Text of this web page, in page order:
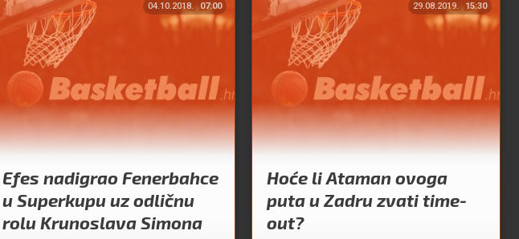
04.10.2018. 07:00
Efes nadigrao Fenerbahce
u Superkupu uz odličnu
rolu Krunoslava Simona
29.08.2019. 15:30
Hoće li Ataman ovoga
puta u Zadru zvati time-
out?